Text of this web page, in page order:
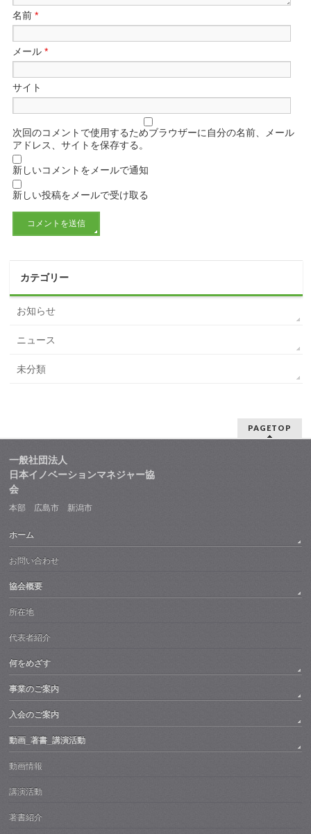
名前*
メール*
サイト
次回のコメントで使用するためブラウザーに自分の名前、メール
アドレス、サイトを保存する。
新しいコメントをメールで通知
新しい投稿をメールで受け取る
カテゴリー
お知らせ
ニュース
未分類
PAGETOP
一般社団法人
日本イノベーションマネジャー協
会
本部 広島市 新潟市
ホーム
お問い合わせ
協会概要
所在地
代表者紹介
何をめざす
事業のご案内
入会のご案内
動画_著書_講演活動
動画情報
講演活動
著書紹介